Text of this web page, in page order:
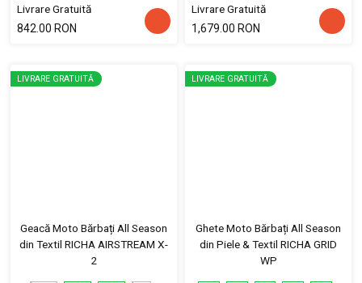
Livrare Gratuită
842.00 RON
Livrare Gratuită
1,679.00 RON
LIVRARE GRATUITĂ
Geacă Moto Bărbați All Season
din Textil RICHA AIRSTREAM X-
2
LIVRARE GRATUITĂ
Ghete Moto Bărbați All Season
din Piele & Textil RICHA GRID
WP